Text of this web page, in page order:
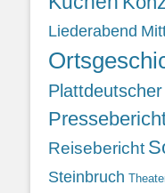
Liederabend
Plattdeutscher
Reisebericht
Steinbruch